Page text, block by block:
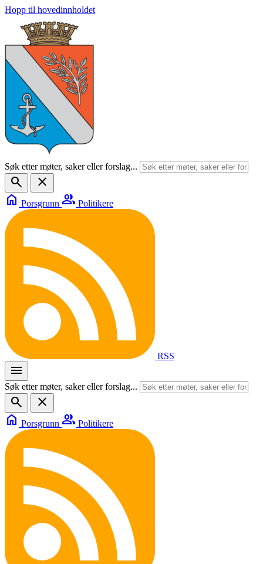
Hopp til hovedinnholdet
Søk etter møter, saker eller forslag...
search
close
home Porsgrunn group Politikere
RSS
menu
Søk etter møter, saker eller forslag...
search
close
home Porsgrunn group Politikere